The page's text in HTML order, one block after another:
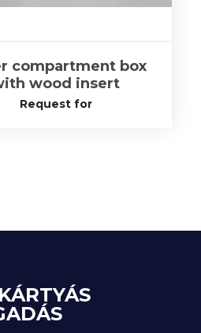
compartment box
wood insert
Request for